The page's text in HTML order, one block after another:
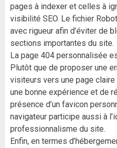
pages à indexer et celles à
visibilité SEO. Le fichier
avec rigueur afin d’éviter de
sections importantes du site.
La page 404 personnalisée
Plutôt que de proposer une
visiteurs vers une page
une bonne expérience et de
présence d’un favicon
navigateur participe aussi à
professionnalisme du site.
Enfin, en termes